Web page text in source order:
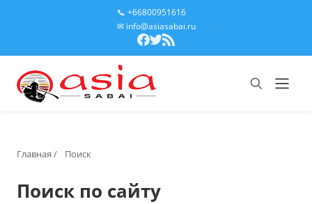
📞 +66800951616
✉ info@asiasabai.ru
Главная / Поиск
Поиск по сайту